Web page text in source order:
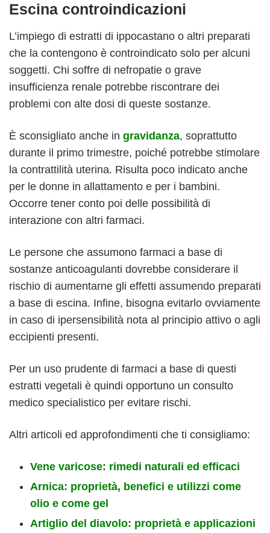
Escina controindicazioni
L’impiego di estratti di ippocastano o altri preparati
che la contengono è controindicato solo per alcuni
soggetti. Chi soffre di nefropatie o grave
insufficienza renale potrebbe riscontrare dei
problemi con alte dosi di queste sostanze.
È sconsigliato anche in gravidanza, soprattutto
durante il primo trimestre, poiché potrebbe stimolare
la contrattilità uterina. Risulta poco indicato anche
per le donne in allattamento e per i bambini.
Occorre tener conto poi delle possibilità di
interazione con altri farmaci.
Le persone che assumono farmaci a base di
sostanze anticoagulanti dovrebbe considerare il
rischio di aumentarne gli effetti assumendo preparati
a base di escina. Infine, bisogna evitarlo ovviamente
in caso di ipersensibilità nota al principio attivo o agli
eccipienti presenti.
Per un uso prudente di farmaci a base di questi
estratti vegetali è quindi opportuno un consulto
medico specialistico per evitare rischi.
Altri articoli ed approfondimenti che ti consigliamo:
Vene varicose: rimedi naturali ed efficaci
Arnica: proprietà, benefici e utilizzi come
olio e come gel
Artiglio del diavolo: proprietà e applicazioni